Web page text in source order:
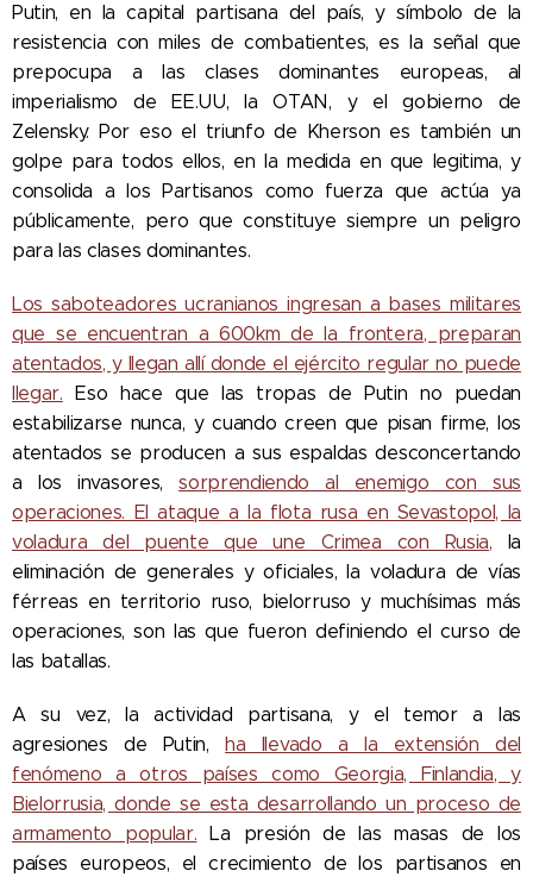
Putin, en la capital partisana del país, y símbolo de la
resistencia con miles de combatientes, es la señal que
prepocupa a las clases dominantes europeas, al
imperialismo de EE.UU, la OTAN, y el gobierno de
Zelensky. Por eso el triunfo de Kherson es también un
golpe para todos ellos, en la medida en que legitima, y
consolida a los Partisanos como fuerza que actúa ya
públicamente, pero que constituye siempre un peligro
para las clases dominantes.
Los saboteadores ucranianos ingresan a bases militares
que se encuentran a 600km de la frontera, preparan
atentados, y llegan allí donde el ejército regular no puede
llegar. Eso hace que las tropas de Putin no puedan
estabilizarse nunca, y cuando creen que pisan firme, los
atentados se producen a sus espaldas desconcertando
a los invasores,sorprendiendo al enemigo con sus
operaciones. El ataque a la flota rusa en Sevastopol, la
voladura del puente que une Crimea con Rusia, la
eliminación de generales y oficiales, la voladura de vías
férreas en territorio ruso, bielorruso y muchísimas más
operaciones, son las que fueron definiendo el curso de
las batallas.
A su vez, la actividad partisana, y el temor a las
agresiones de Putin, ha llevado a la extensión del
fenómeno a otros países como Georgia, Finlandia, y
Bielorrusia, donde se esta desarrollando un proceso de
armamento popular. La presión de las masas de los
países europeos, el crecimiento de los partisanos en